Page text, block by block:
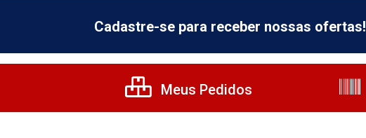
Cadastre-se para receber nossas ofertas!
Meus Pedidos